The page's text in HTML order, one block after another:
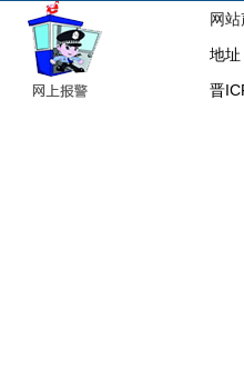
网站
地
晋